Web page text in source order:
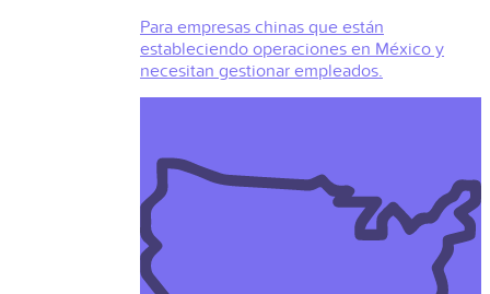
Para empresas chinas que están
estableciendo operaciones en México y
necesitan gestionar empleados.